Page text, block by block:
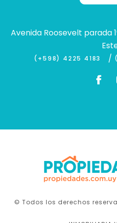
Avenida Roosevelt parada
(+598) 4225 4183 /
© Todos los derechos